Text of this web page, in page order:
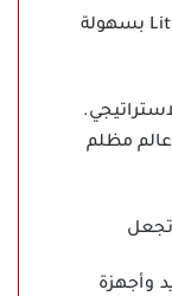
تقدر الحصول على لعبة Little Nightmares 3 بسهولة
عالم مظلم
وأجهزة